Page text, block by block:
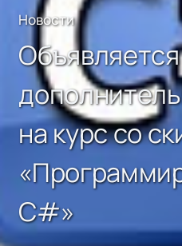
Новости
Объявляется
на курс со
C#»